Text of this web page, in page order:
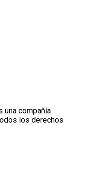
una compañía
los derechos